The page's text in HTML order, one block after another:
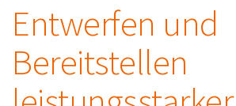
Entwerfen und
Bereitstellen